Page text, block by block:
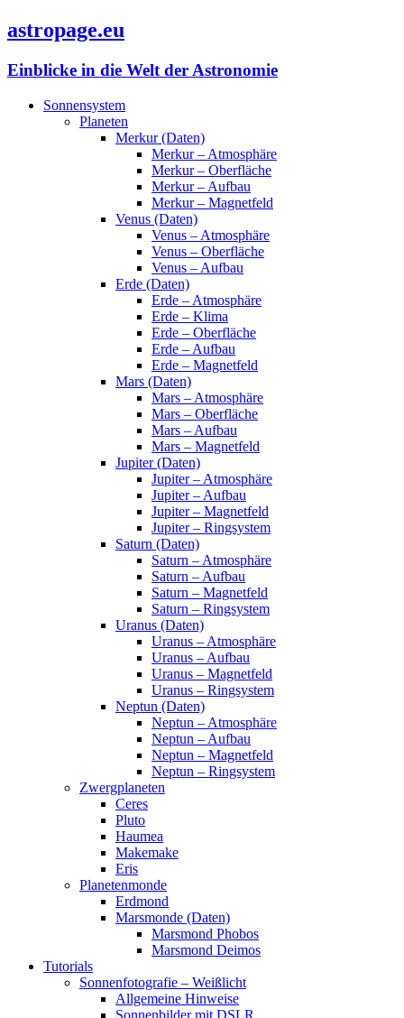
astropage.eu
Einblicke in die Welt der Astronomie
Sonnensystem
Planeten
Merkur (Daten)
Merkur – Atmosphäre
Merkur – Oberfläche
Merkur – Aufbau
Merkur – Magnetfeld
Venus (Daten)
Venus – Atmosphäre
Venus – Oberfläche
Venus – Aufbau
Erde (Daten)
Erde – Atmosphäre
Erde – Klima
Erde – Oberfläche
Erde – Aufbau
Erde – Magnetfeld
Mars (Daten)
Mars – Atmosphäre
Mars – Oberfläche
Mars – Aufbau
Mars – Magnetfeld
Jupiter (Daten)
Jupiter – Atmosphäre
Jupiter – Aufbau
Jupiter – Magnetfeld
Jupiter – Ringsystem
Saturn (Daten)
Saturn – Atmosphäre
Saturn – Aufbau
Saturn – Magnetfeld
Saturn – Ringsystem
Uranus (Daten)
Uranus – Atmosphäre
Uranus – Aufbau
Uranus – Magnetfeld
Uranus – Ringsystem
Neptun (Daten)
Neptun – Atmosphäre
Neptun – Aufbau
Neptun – Magnetfeld
Neptun – Ringsystem
Zwergplaneten
Ceres
Pluto
Haumea
Makemake
Eris
Planetenmonde
Erdmond
Marsmonde (Daten)
Marsmond Phobos
Marsmond Deimos
Tutorials
Sonnenfotografie – Weißlicht
Allgemeine Hinweise
Sonnenbilder mit DSLR